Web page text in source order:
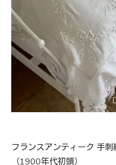
フランスアンティーク 手
（1900年代初頭）